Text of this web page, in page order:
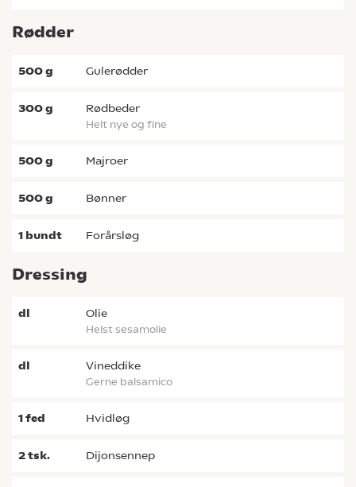
Rødder
500g gulerødder
300g rødbeder
helt nye og fine
500g majroer
500g bønner
1 bundt forårsløg
Dressing
dl olie
helst sesamolie
dl vineddike
gerne balsamico
1fed hvidløg
2tsk. dijonsennep